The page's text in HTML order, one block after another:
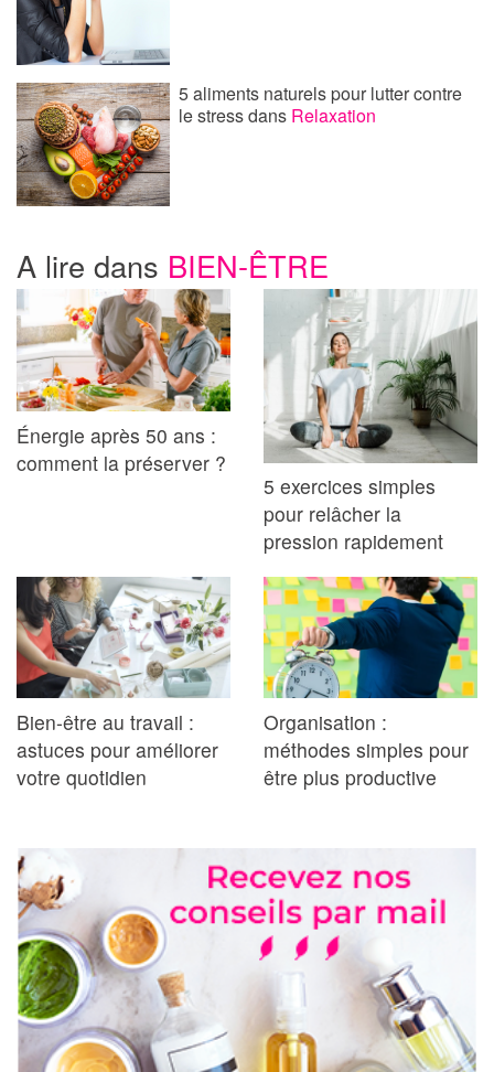
5 aliments naturels pour lutter contre
le stressdans Relaxation
A lire dans BIEN-ÊTRE
Énergie après 50 ans :
comment la préserver ?
5 exercices simples
pour relâcher la
pression rapidement
Bien-être au travail :
astuces pour améliorer
votre quotidien
Organisation :
méthodes simples pour
être plus productive